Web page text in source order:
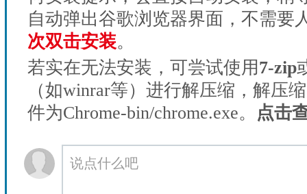
自动弹出谷歌浏览器界面，不需要
次双击安装。
若实在无法安装，可尝试使用7-zip
（如winrar等）进行解压缩，解压
件为Chrome-bin/chrome.exe。
点击
说点什么吧